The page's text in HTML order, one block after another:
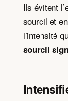
Ils évitent
sourcil et
l’intensité
sourcil